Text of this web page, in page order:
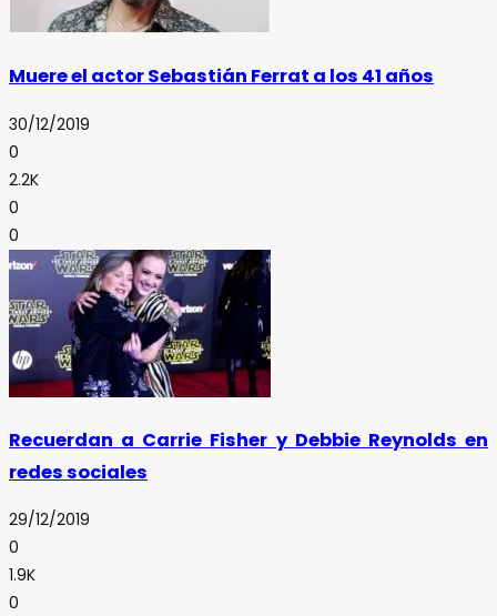
Muere el actor Sebastián Ferrat a los 41 años
30/12/2019
0
2.2K
0
0
Recuerdan a Carrie Fisher y Debbie Reynolds en
redes sociales
29/12/2019
0
1.9K
0